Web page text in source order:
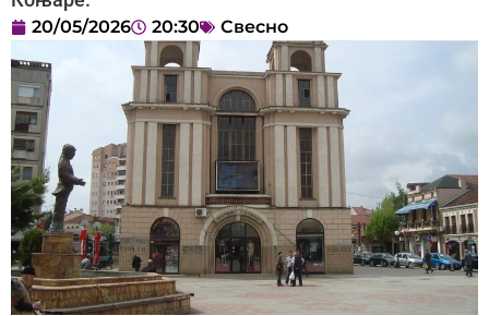
20/05/2026 20:30 Свесно